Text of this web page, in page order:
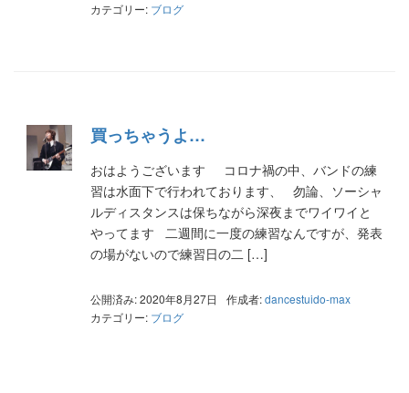
カテゴリー: ブログ
買っちゃうよ…
おはようございます コロナ禍の中、バンドの練
習は水面下で行われております、 勿論、ソーシャ
ルディスタンスは保ちながら深夜までワイワイと
やってます 二週間に一度の練習なんですが、発表
の場がないので練習日の二 […]
公開済み: 2020年8月27日 作成者:dancestuido-max
カテゴリー: ブログ